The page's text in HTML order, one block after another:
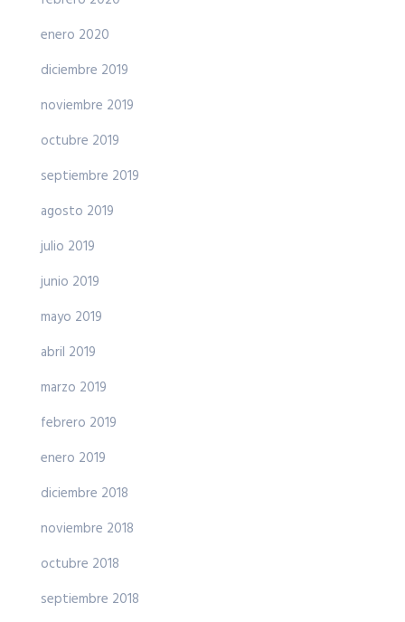
enero 2020
diciembre 2019
noviembre 2019
octubre 2019
septiembre 2019
agosto 2019
julio 2019
junio 2019
mayo 2019
abril 2019
marzo 2019
febrero 2019
enero 2019
diciembre 2018
noviembre 2018
octubre 2018
septiembre 2018